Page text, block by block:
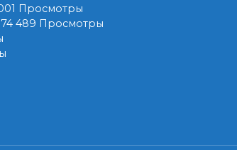
Просмотры
489 Просмотры